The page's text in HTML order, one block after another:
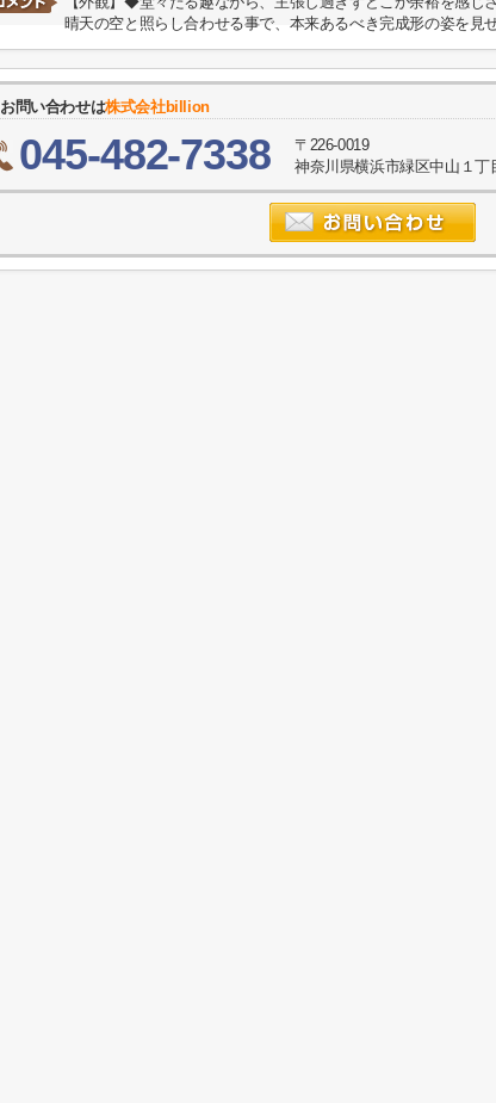
晴天の空と照らし合わせる事で、本来あるべき完成形の姿を見
お問い合わせは株式会社billion
045-482-7338
〒226-0019
神奈川県横浜市緑区中山１丁